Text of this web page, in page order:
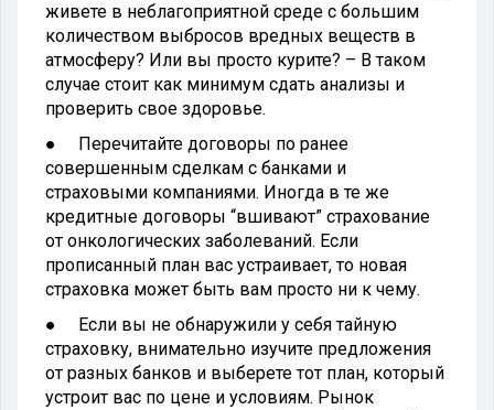
живете в неблагоприятной среде с большим
количеством выбросов вредных веществ в
атмосферу? Или вы просто курите? – В таком
случае стоит как минимум сдать анализы и
проверить свое здоровье.
● Перечитайте договоры по ранее
совершенным сделкам с банками и
страховыми компаниями. Иногда в те же
кредитные договоры “вшивают” страхование
от онкологических заболеваний. Если
прописанный план вас устраивает, то новая
страховка может быть вам просто ни к чему.
● Если вы не обнаружили у себя тайную
страховку, внимательно изучите предложения
от разных банков и выберете тот план, который
устроит вас по цене и условиям. Рынок